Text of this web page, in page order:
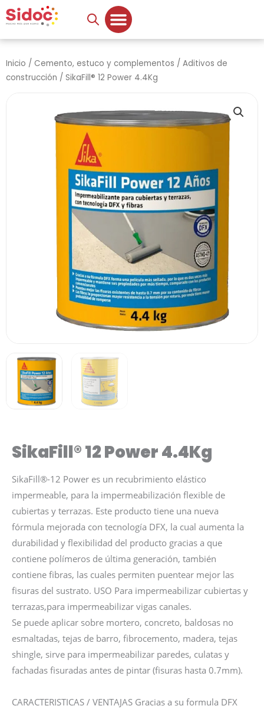
al
contenido
Inicio / Cemento, estuco y complementos / Aditivos de
construcción / SikaFill® 12 Power 4.4Kg
SikaFill® 12 Power 4.4Kg
SikaFill®-12 Power es un recubrimiento elástico
impermeable, para la impermeabilización flexible de
cubiertas y terrazas. Este producto tiene una nueva
fórmula mejorada con tecnología DFX, la cual aumenta la
durabilidad y flexibilidad del producto gracias a que
contiene polímeros de última generación, también
contiene fibras, las cuales permiten puentear mejor las
fisuras del sustrato. USO Para impermeabilizar cubiertas y
terrazas,para impermeabilizar vigas canales.
Se puede aplicar sobre mortero, concreto, baldosas no
esmaltadas, tejas de barro, fibrocemento, madera, tejas
shingle, sirve para impermeabilizar paredes, culatas y
fachadas fisuradas antes de pintar (fisuras hasta 0.7mm).
CARACTERISTICAS / VENTAJAS Gracias a su formula DFX